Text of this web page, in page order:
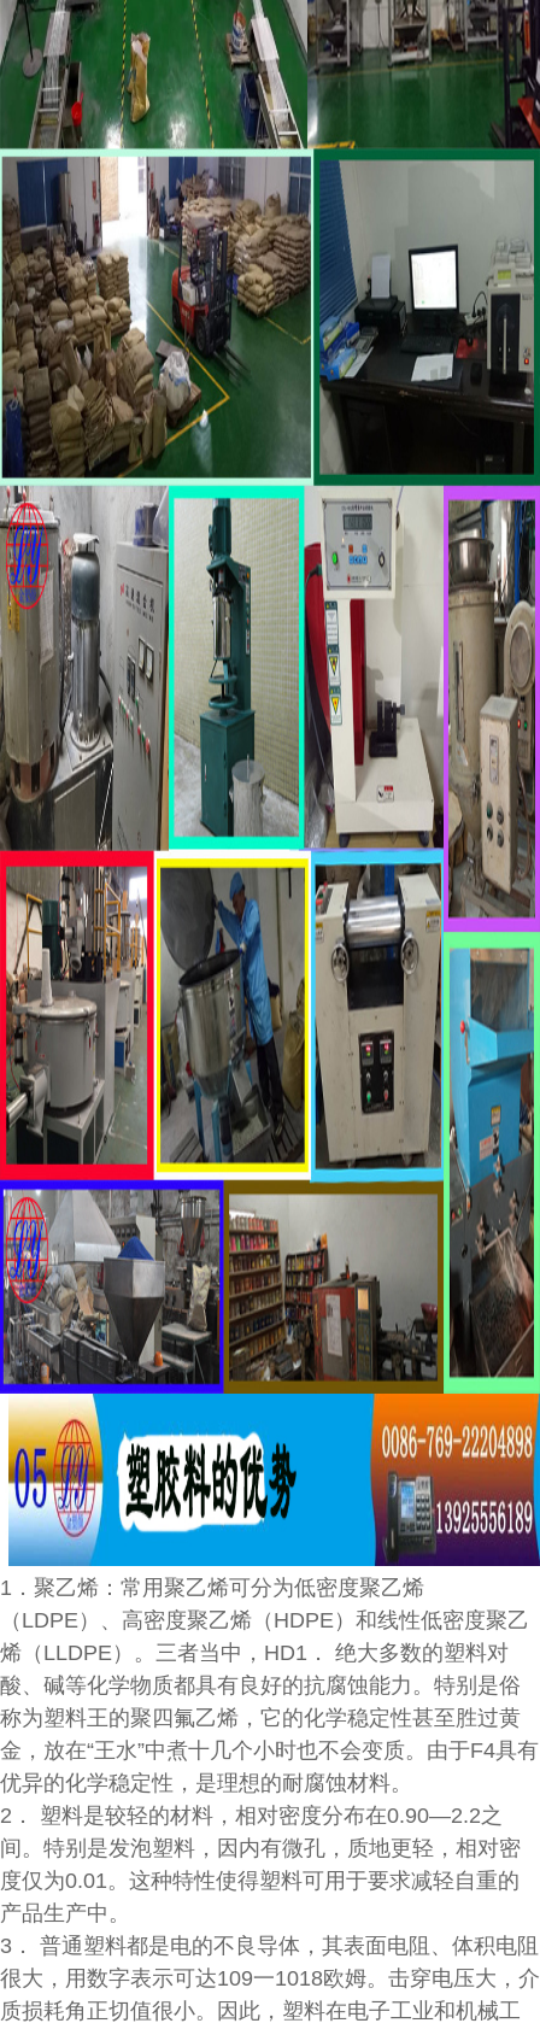
1．聚乙烯：常用聚乙烯可分为低密度聚乙烯
（LDPE）、高密度聚乙烯（HDPE）和线性低密度聚乙
烯（LLDPE）。三者当中，HD1． 绝大多数的塑料对
酸、碱等化学物质都具有良好的抗腐蚀能力。特别是俗
称为塑料王的聚四氟乙烯，它的化学稳定性甚至胜过黄
金，放在“王水”中煮十几个小时也不会变质。由于F4具有
优异的化学稳定性，是理想的耐腐蚀材料。
2． 塑料是较轻的材料，相对密度分布在0.90—2.2之
间。特别是发泡塑料，因内有微孔，质地更轻，相对密
度仅为0.01。这种特性使得塑料可用于要求减轻自重的
产品生产中。
3． 普通塑料都是电的不良导体，其表面电阻、体积电阻
很大，用数字表示可达109一1018欧姆。击穿电压大，介
质损耗角正切值很小。因此，塑料在电子工业和机械工